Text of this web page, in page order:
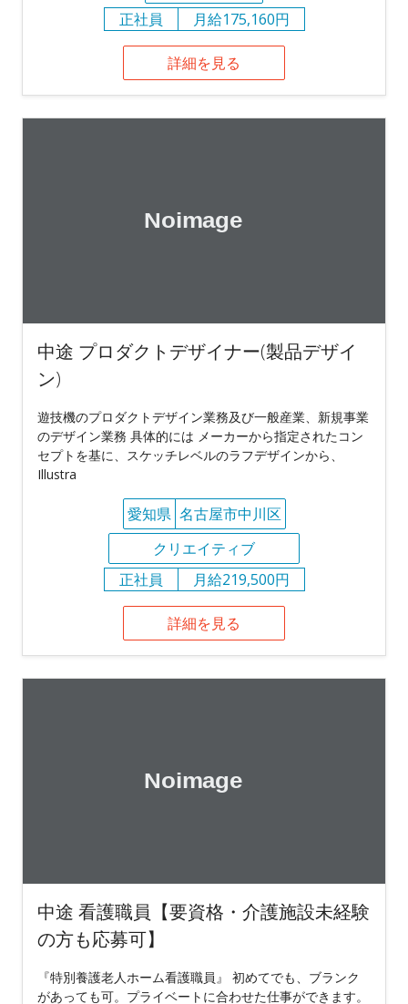
正社員
月給175,160円
詳細を見る
中途 プロダクトデザイナー(製品デザイ
ン)
遊技機のプロダクトデザイン業務及び一般産業、新規事業
のデザイン業務 具体的には メーカーから指定されたコン
セプトを基に、スケッチレベルのラフデザインから、
Illustra
愛知県 名古屋市中川区
クリエイティブ
正社員
月給219,500円
詳細を見る
中途 看護職員【要資格・介護施設未経験
の方も応募可】
『特別養護老人ホーム看護職員』 初めてでも、ブランク
があっても可。プライベートに合わせた仕事ができます。